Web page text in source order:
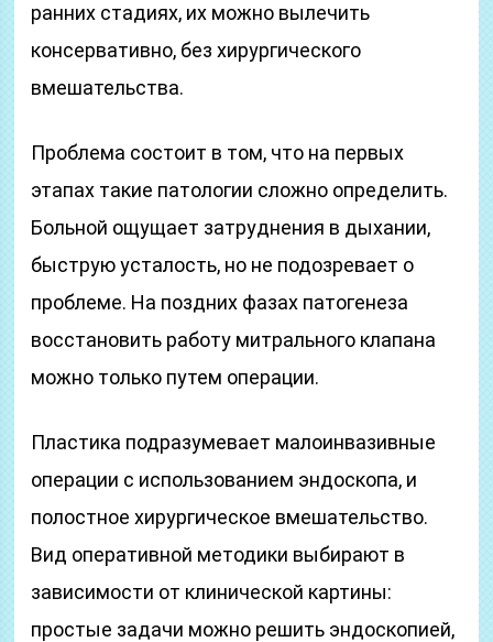
ранних стадиях, их можно вылечить
консервативно, без хирургического
вмешательства.
Проблема состоит в том, что на первых
этапах такие патологии сложно определить.
Больной ощущает затруднения в дыхании,
быструю усталость, но не подозревает о
проблеме. На поздних фазах патогенеза
восстановить работу митрального клапана
можно только путем операции.
Пластика подразумевает малоинвазивные
операции с использованием эндоскопа, и
полостное хирургическое вмешательство.
Вид оперативной методики выбирают в
зависимости от клинической картины:
простые задачи можно решить эндоскопией,